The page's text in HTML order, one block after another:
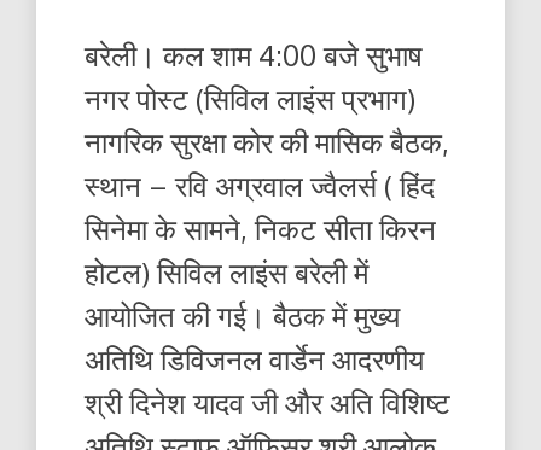
बरेली। कल शाम 4:00 बजे सुभाष
नगर पोस्ट (सिविल लाइंस प्रभाग)
नागरिक सुरक्षा कोर की मासिक बैठक,
स्थान – रवि अग्रवाल ज्वैलर्स ( हिंद
सिनेमा के सामने, निकट सीता किरन
होटल) सिविल लाइंस बरेली में
आयोजित की गई। बैठक में मुख्य
अतिथि डिविजनल वार्डेन आदरणीय
श्री दिनेश यादव जी और अति विशिष्ट